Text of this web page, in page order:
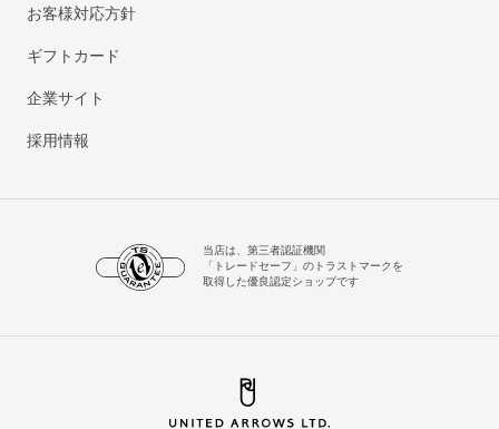
お客様対応方針
ギフトカード
企業サイト
採用情報
当店は、第三者認証機関
「トレードセーフ」のトラストマークを
取得した優良認定ショップです